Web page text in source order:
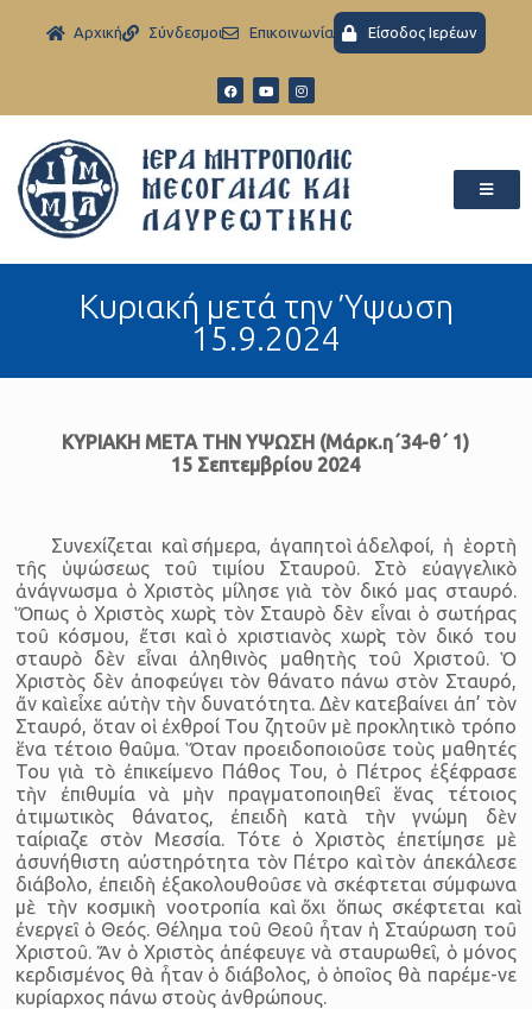
Aρχική Σύνδεσμοι Eπικοινωνία Είσοδος Ιερέων
Kυριακή μετά την Ύψωση
15.9.2024
ΚΥΡΙΑΚΗ ΜΕΤΑ ΤΗΝ ΥΨΩΣΗ (Μάρκ.η΄34-θ΄ 1)
15 Σεπτεμβρίου 2024
Συνεχίζεται καὶ σήμερα, ἀγαπητοὶ ἀδελφοί, ἡ ἑορτὴ
τῆς ὑψώσεως τοῦ τιμίου Σταυροῦ. Στὸ εὐαγγελικὸ
ἀνάγνωσμα ὁ Χριστὸς μίλησε γιὰ τὸν δικό μας σταυρό.
Ὅπως ὁ Χριστὸς χωρὶς τὸν Σταυρὸ δὲν εἶναι ὁ σωτήρας
τοῦ κόσμου, ἔτσι καὶ ὁ χριστιανὸς χωρὶς τὸν δικό του
σταυρὸ δὲν εἶναι ἀληθινὸς μαθητὴς τοῦ Χριστοῦ. Ὁ
Χριστὸς δὲν ἀποφεύγει τὸν θάνατο πάνω στὸν Σταυρό,
ἄν καὶ εἶχε αὐτὴν τὴν δυνατότητα. Δὲν κατεβαίνει ἀπ’ τὸν
Σταυρό, ὅταν οἱ ἐχθροί Του ζητοῦν μὲ προκλητικὸ τρόπο
ἕνα τέτοιο θαῦμα. Ὅταν προειδοποιοῦσε τοὺς μαθητές
Του γιὰ τὸ ἐπικείμενο Πάθος Του, ὁ Πέτρος ἐξέφρασε
τὴν ἐπιθυμία νὰ μὴν πραγματοποιηθεῖ ἕνας τέτοιος
ἀτιμωτικὸς θάνατος, ἐπειδὴ κατὰ τὴν γνώμη δὲν
ταίριαζε στὸν Μεσσία. Τότε ὁ Χριστὸς ἐπετίμησε μὲ
ἀσυνήθιστη αὐστηρότητα τὸν Πέτρο καὶ τὸν ἀπεκάλεσε
διάβολο, ἐπειδὴ ἐξακολουθοῦσε νὰ σκέφτεται σύμφωνα
μὲ τὴν κοσμικὴ νοοτροπία καὶ ὄχι ὅπως σκέφτεται καὶ
ἐνεργεῖ ὁ Θεός. Θέλημα τοῦ Θεοῦ ἦταν ἡ Σταύρωση τοῦ
Χριστοῦ. Ἄν ὁ Χριστὸς ἀπέφευγε νὰ σταυρωθεῖ, ὁ μόνος
κερδισμένος θὰ ἦταν ὁ διάβολος, ὁ ὁποῖος θὰ παρέμε-νε
κυρίαρχος πάνω στοὺς ἀνθρώπους.